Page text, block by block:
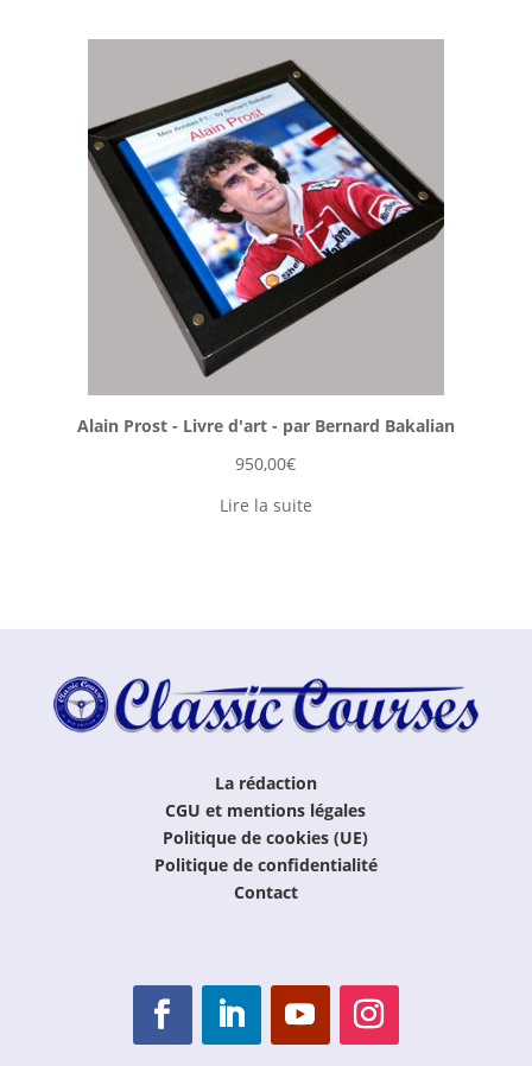
Alain Prost - Livre d'art - par Bernard Bakalian
950,00€
Lire la suite
La rédaction
CGU et mentions légales
Politique de cookies (UE)
Politique de confidentialité
Contact